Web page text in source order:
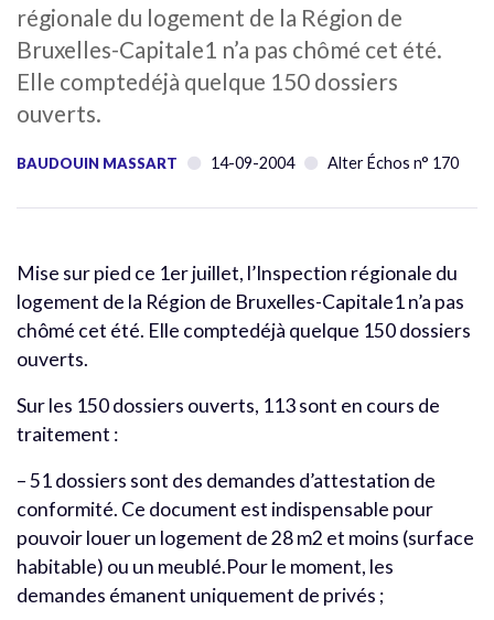
régionale du logement de la Région de
Bruxelles-Capitale1 n’a pas chômé cet été.
Elle comptedéjà quelque 150 dossiers
ouverts.
BAUDOUIN MASSART 14-09-2004 Alter Échos n° 170
Mise sur pied ce 1er juillet, l’Inspection régionale du
logement de la Région de Bruxelles-Capitale1 n’a pas
chômé cet été. Elle comptedéjà quelque 150 dossiers
ouverts.
Sur les 150 dossiers ouverts, 113 sont en cours de
traitement :
– 51 dossiers sont des demandes d’attestation de
conformité. Ce document est indispensable pour
pouvoir louer un logement de 28 m2 et moins (surface
habitable) ou un meublé.Pour le moment, les
demandes émanent uniquement de privés ;